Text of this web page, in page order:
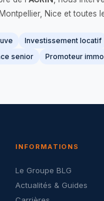
Nice et toutes
Investissement locatif
senior
Promoteur
INFORMATIONS
Le Groupe BLG
Actualités & Guides